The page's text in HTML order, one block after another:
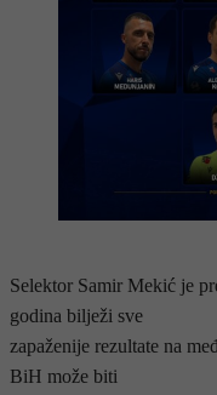
Selektor Samir Mekić je
godina bilježi sve
zapaženije rezultate na
BiH može biti